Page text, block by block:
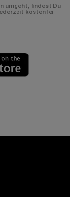
umgeht, findest Du
kostenfei